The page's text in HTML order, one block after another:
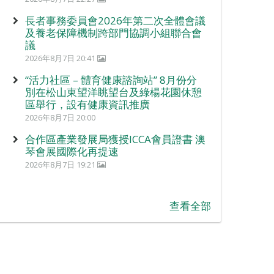
長者事務委員會2026年第二次全體會議
及養老保障機制跨部門協調小組聯合會
議
2026年8月7日 20:41
“活力社區 – 體育健康諮詢站” 8月份分
別在松山東望洋眺望台及綠楊花園休憩
區舉行，設有健康資訊推廣
2026年8月7日 20:00
合作區產業發展局獲授ICCA會員證書 澳
琴會展國際化再提速
2026年8月7日 19:21
查看全部